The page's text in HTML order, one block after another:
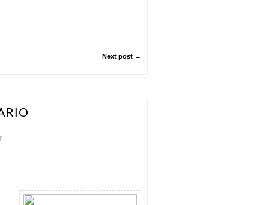
Next post →